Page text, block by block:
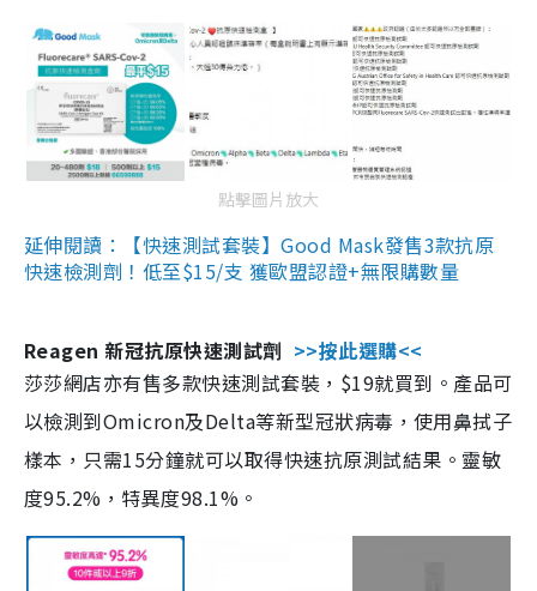
點擊圖片放大
延伸閱讀：【快速測試套裝】Good Mask發售3款抗原
快速檢測劑！低至$15/支 獲歐盟認證+無限購數量
Reagen 新冠抗原快速測試劑 >>按此選購<<
莎莎網店亦有售多款快速測試套裝，$19就買到。產品可
以檢測到Omicron及Delta等新型冠狀病毒，使用鼻拭子
樣本，只需15分鐘就可以取得快速抗原測試結果。靈敏
度95.2%，特異度98.1%。